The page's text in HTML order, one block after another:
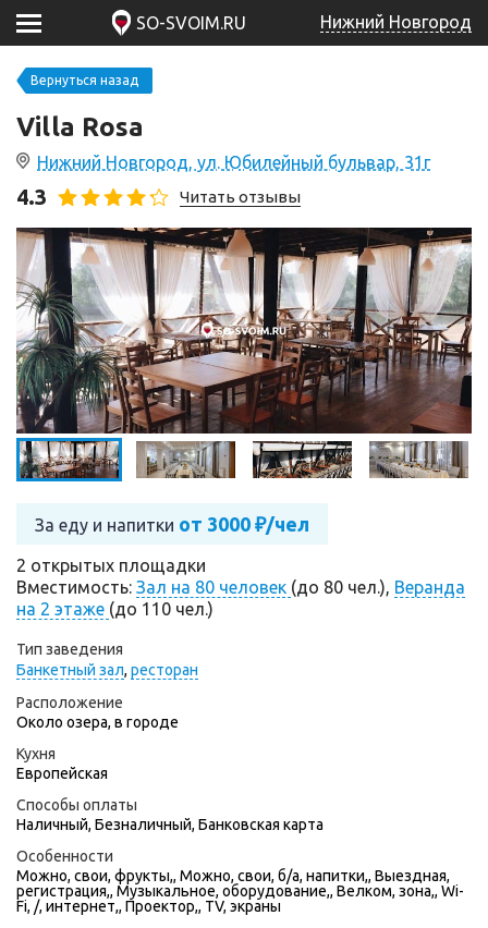
SO-SVOIM.RU Нижний Новгород
Вернуться назад
Villa Rosa
Нижний Новгород, ул. Юбилейный бульвар, 31г
4.3 Читать отзывы
За еду и напитки от 3000 ₽/чел
2 открытых площадки
Вместимость: Зал на 80 человек (до 80 чел.), Веранда
на 2 этаже (до 110 чел.)
Тип заведения
Банкетный зал, ресторан
Расположение
Около озера, в городе
Кухня
Европейская
Способы оплаты
Наличный, Безналичный, Банковская карта
Особенности
Можно, свои, фрукты,, Можно, свои, б/а, напитки,, Выездная,
регистрация,, Музыкальное, оборудование,, Велком, зона,, Wi-
Fi, /, интернет,, Проектор,, TV, экраны